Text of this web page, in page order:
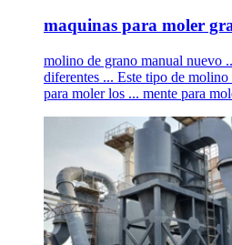
maquinas para moler
molino de grano manual nuevo
diferentes ... Este tipo de
para moler los ... mente para